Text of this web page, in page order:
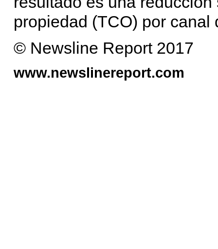
propiedad (TCO) por canal
© Newsline Report 2017
www.newslinereport.com